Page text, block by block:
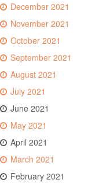
December 2021
November 2021
October 2021
September 2021
August 2021
July 2021
June 2021
May 2021
April 2021
March 2021
February 2021